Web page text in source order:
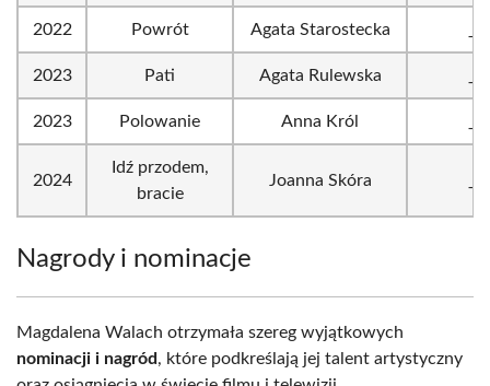
2022 Powrót Agata Starostecka
2023 Pati Agata Rulewska
2023 Polowanie Anna Król
2024
Idź przodem,
bracie
Joanna Skóra
Nagrody i nominacje
Magdalena Walach otrzymała szereg wyjątkowych
nominacji i nagród, które podkreślają jej talent artystyczny